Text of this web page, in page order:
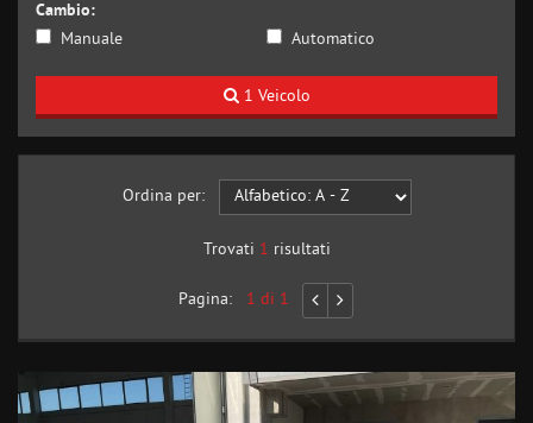
Cambio:
Manuale
Automatico
1 Veicolo
Ordina per:
Trovati 1 risultati
Pagina: 1 di 1